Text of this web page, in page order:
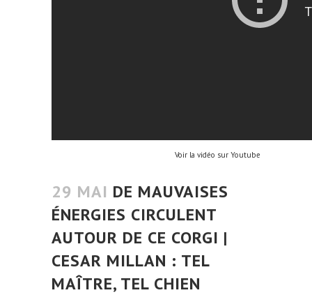
Voir la vidéo sur Youtube
29 MAI DE MAUVAISES
ÉNERGIES CIRCULENT
AUTOUR DE CE CORGI |
CESAR MILLAN : TEL
MAÎTRE, TEL CHIEN